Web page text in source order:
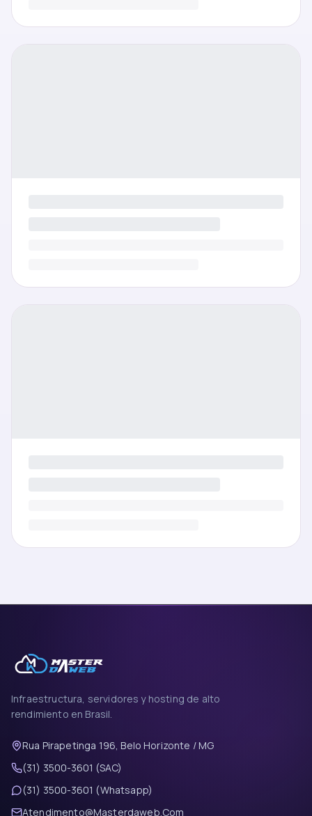
Infraestructura, servidores y hosting de alto
rendimiento en Brasil.
Rua Pirapetinga 196, Belo Horizonte / MG
(31) 3500-3601 (SAC)
(31) 3500-3601 (Whatsapp)
Atendimento@Masterdaweb.Com